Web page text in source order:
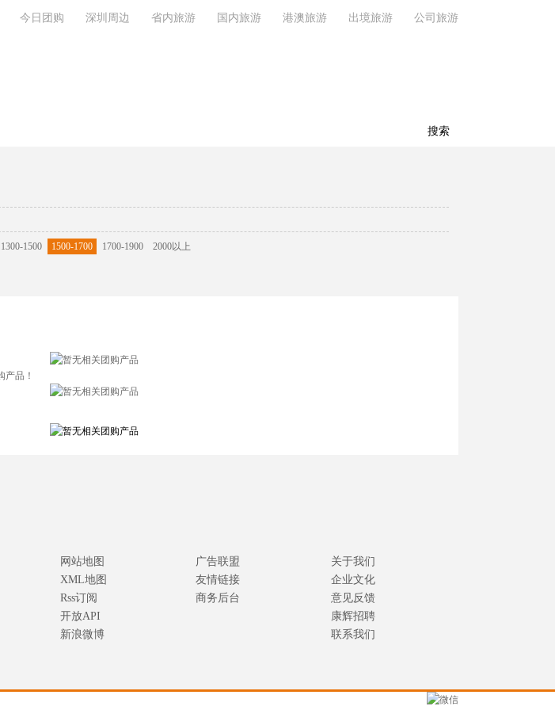
今日团购 深圳周边 省内旅游 国内旅游 港澳旅游 出境旅游 公司旅游
1300-1500 1500-1700 1700-1900
2000以上
网站地图
XML地图
Rss订阅
开放API
新浪微博
广告联盟
友情链接
商务后台
关于我们
企业文化
意见反馈
康辉招聘
联系我们